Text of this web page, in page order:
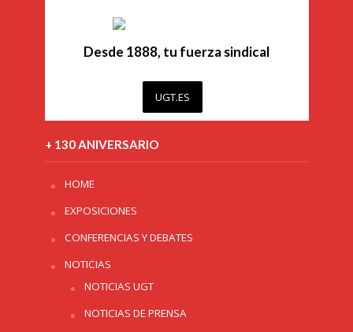
Desde 1888, tu fuerza sindical
UGT.ES
+ 130 ANIVERSARIO
HOME
EXPOSICIONES
CONFERENCIAS Y DEBATES
NOTICIAS
NOTICIAS UGT
NOTICIAS DE PRENSA